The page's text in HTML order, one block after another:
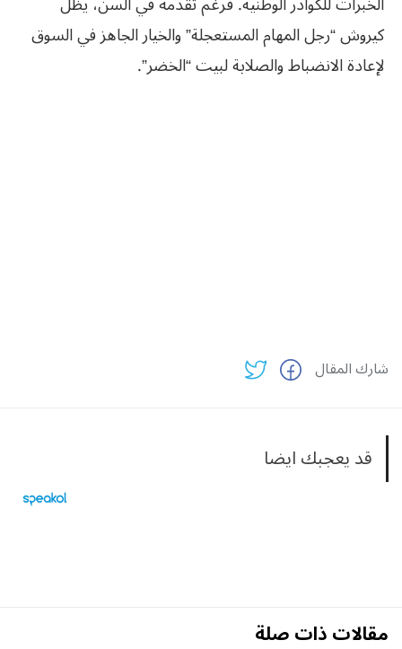
كيروش “رجل المهام المستعجلة” والخيار الجاهز في السوق
لإعادة الانضباط والصلابة لبيت “الخضر”.
شارك المقال
قد يعجبك ايضا
مقالات ذات صلة